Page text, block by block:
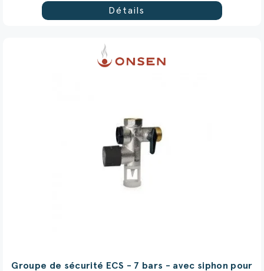
Détails
Groupe de sécurité ECS - 7 bars - avec siphon pour